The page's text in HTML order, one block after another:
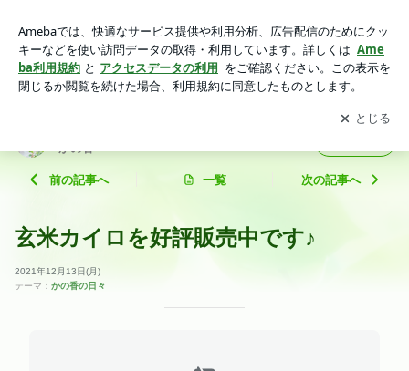
Aroma Room かの香
アプリをダウンロードして ブログの更新通知
を受け取りまし
ょう。
開く
かの香
前の記事へ 一覧 次の記事へ
玄米カイロを好評販売中です♪
2021年12月13日(月)
テーマ： かの香の日々